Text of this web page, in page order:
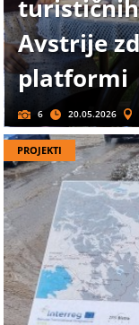
turističnih
Avstrije
platformi
6 20.05.2026
PROJEKTI